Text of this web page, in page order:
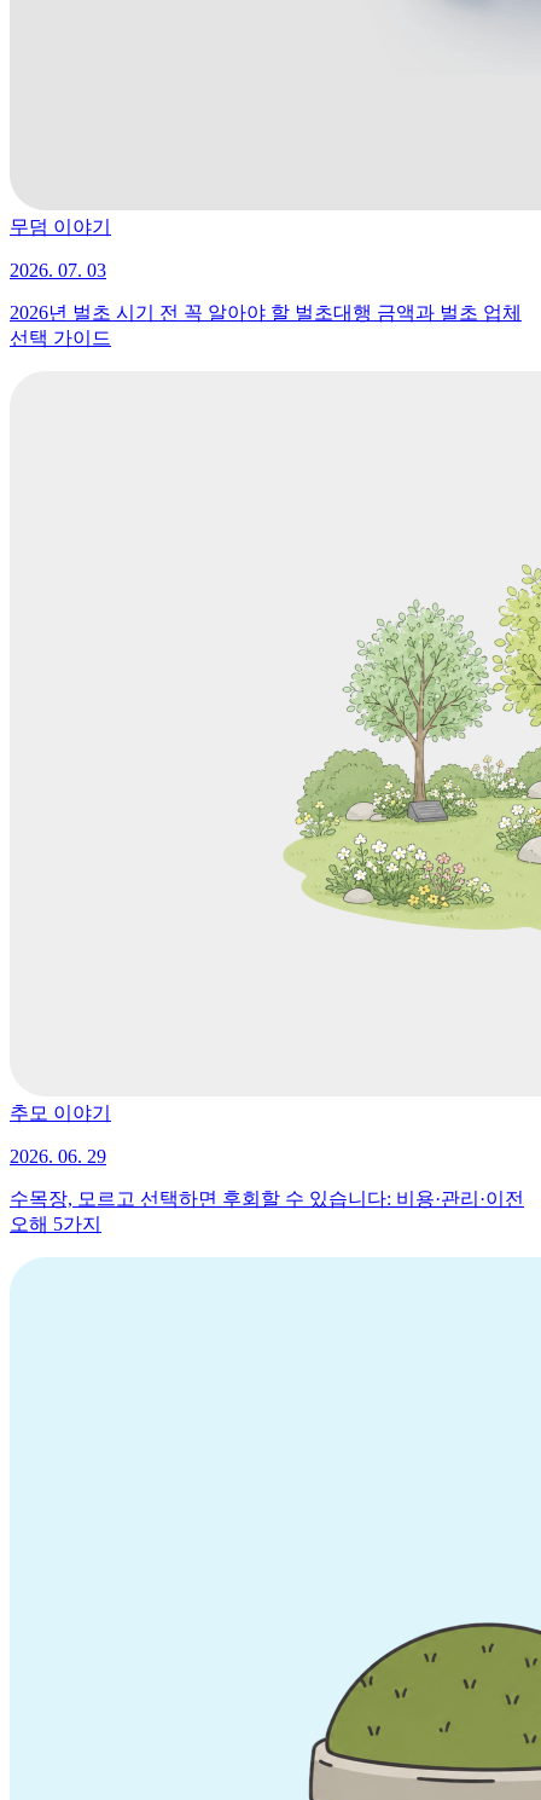
무덤 이야기
2026. 07. 03
2026년 벌초 시기 전 꼭 알아야 할 벌초대행 금액과 벌초 업체
선택 가이드
추모 이야기
2026. 06. 29
수목장, 모르고 선택하면 후회할 수 있습니다: 비용·관리·이전
오해 5가지